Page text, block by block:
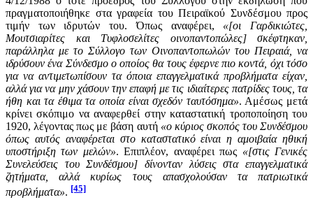
πραγματοποιήθηκε στα γραφεία του Πειραϊκού Συνδέσμου προς
τιμήν των ιδρυτών του. Όπως αναφέρει, «[οι Γαρδικιώτες,
Μουτσιαρίτες και Τυφλοσελίτες οινοπαντοπώλες] σκέφτηκαν,
παράλληλα με το Σύλλογο των Οινοπαντοπωλών του Πειραιά, να
ιδρύσουν ένα Σύνδεσμο ο οποίος θα τους έφερνε πιο κοντά, όχι τόσο
για να αντιμετωπίσουν τα όποια επαγγελματικά προβλήματα είχαν,
αλλά για να μην χάσουν την επαφή με τις ιδιαίτερες πατρίδες τους, τα
ήθη και τα έθιμα τα οποία είναι σχεδόν ταυτόσημα». Αμέσως μετά
κρίνει σκόπιμο να αναφερθεί στην καταστατική τροποποίηση του
1920, λέγοντας πως με βάση αυτή «ο κύριος σκοπός του Συνδέσμου
όπως αυτός αναφέρεται στο καταστατικό είναι η αμοιβαία ηθική
υποστήριξη των μελών». Επιπλέον, αναφέρει πως «[στις Γενικές
Συνελεύσεις του Συνδέσμου] δίνονταν λύσεις στα επαγγελματικά
ζητήματα, αλλά κυρίως τους απασχολούσαν τα πατριωτικά
προβλήματα». [45]